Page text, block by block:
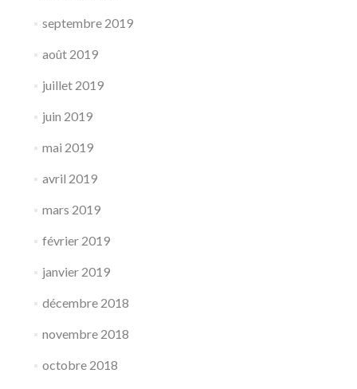
septembre 2019
août 2019
juillet 2019
juin 2019
mai 2019
avril 2019
mars 2019
février 2019
janvier 2019
décembre 2018
novembre 2018
octobre 2018